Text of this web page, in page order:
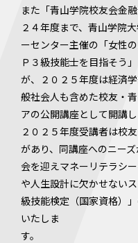
また「青山学院校友会金
２４年度まで、青山学院
ーセンター主催の「女性
Ｐ３級技能士を目指そう
が、２０２５年度は経済
般社会人も含めた校友・
アの公開講座として開講し
２０２５年度受講者は校
があり、同講座へのニー
会を迎えマネーリテラシ
や人生設計に欠かせない
級技能検定（国家資格）
いたしま